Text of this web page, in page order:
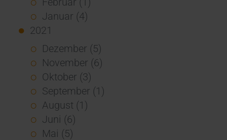
Januar (4)
2021
Dezember (5)
November (6)
Oktober (3)
September (1)
August (1)
Juni (6)
Mai (5)